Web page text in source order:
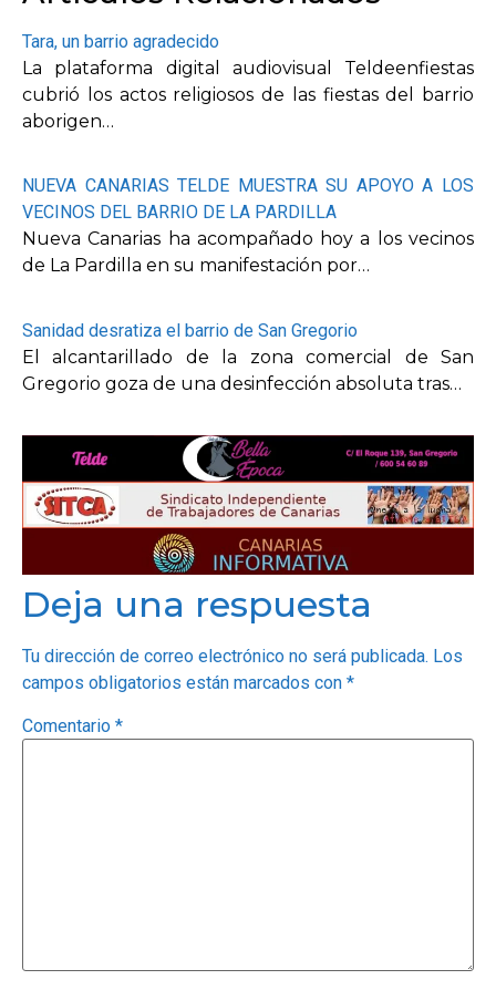
Tara, un barrio agradecido
La plataforma digital audiovisual Teldeenfiestas
cubrió los actos religiosos de las fiestas del barrio
aborigen…
NUEVA CANARIAS TELDE MUESTRA SU APOYO A LOS
VECINOS DEL BARRIO DE LA PARDILLA
Nueva Canarias ha acompañado hoy a los vecinos
de La Pardilla en su manifestación por…
Sanidad desratiza el barrio de San Gregorio
El alcantarillado de la zona comercial de San
Gregorio goza de una desinfección absoluta tras…
Deja una respuesta
Tu dirección de correo electrónico no será publicada. Los
campos obligatorios están marcados con *
Comentario *